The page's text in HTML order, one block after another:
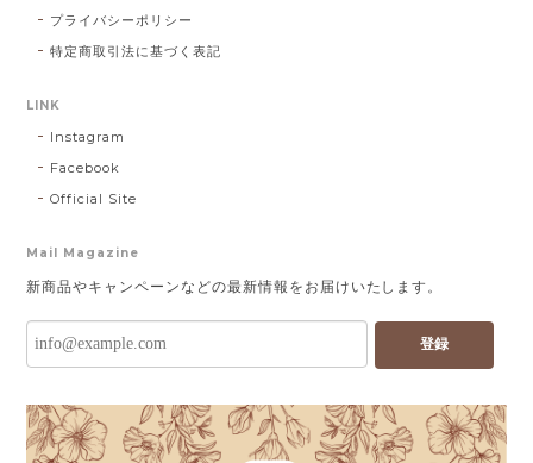
プライバシーポリシー
特定商取引法に基づく表記
LINK
Instagram
Facebook
Official Site
Mail Magazine
新商品やキャンペーンなどの最新情報をお届けいたします。
登録